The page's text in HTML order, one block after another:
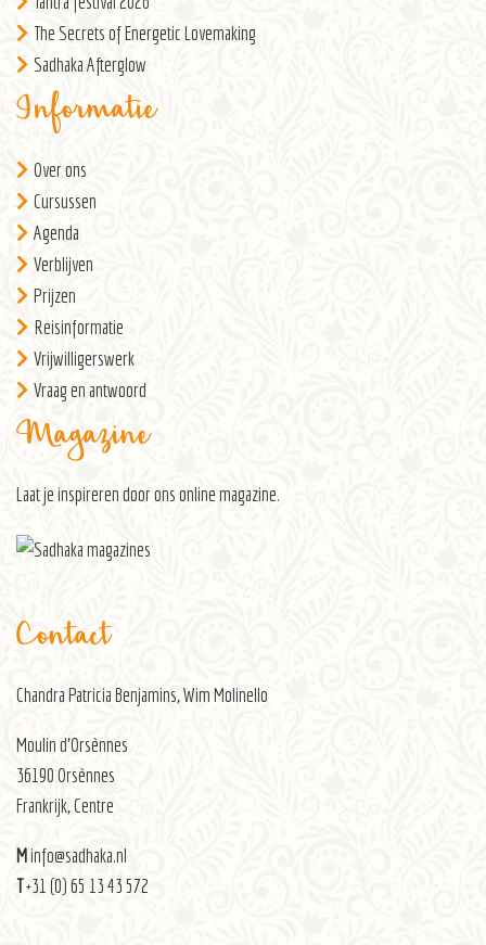
The Secrets of Energetic Lovemaking
Sadhaka Afterglow
Informatie
Over ons
Cursussen
Agenda
Verblijven
Prijzen
Reisinformatie
Vrijwilligerswerk
Vraag en antwoord
Magazine
Laat je inspireren door onsonline magazine.
Contact
Chandra Patricia Benjamins, Wim Molinello
Moulin d’Orsènnes
36190 Orsènnes
Frankrijk, Centre
Minfo@sadhaka.nl
T+31 (0) 65 13 43 572